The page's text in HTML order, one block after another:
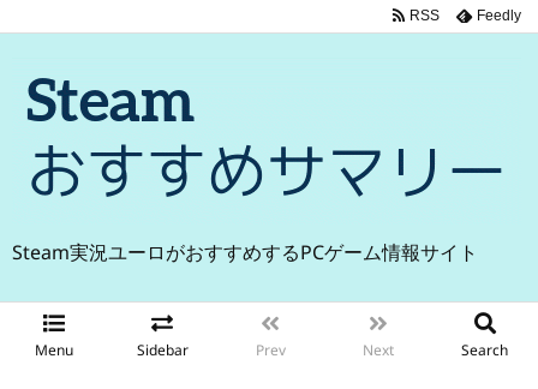
Steam実況ユーロがおすすめするPCゲーム情報サイト
Menu Sidebar Prev Next Search
RSS Feedly